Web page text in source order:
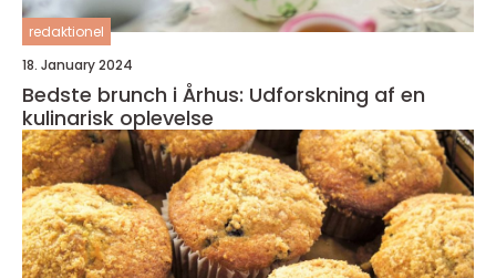
redaktionel
18. January 2024
Bedste brunch i Århus: Udforskning af en
kulinarisk oplevelse